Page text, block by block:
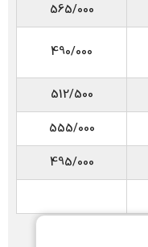
565/000
490/000
512/500
555/000
495/000